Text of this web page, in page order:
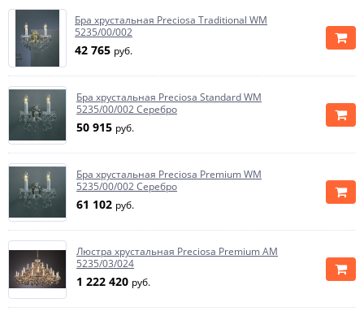
Бра хрустальная Preciosa Traditional WM
5235/00/002
42 765 руб.
Бра хрустальная Preciosa Standard WM
5235/00/002 Серебро
50 915 руб.
Бра хрустальная Preciosa Premium WM
5235/00/002 Серебро
61 102 руб.
Люстра хрустальная Preciosa Premium AM
5235/03/024
1 222 420 руб.